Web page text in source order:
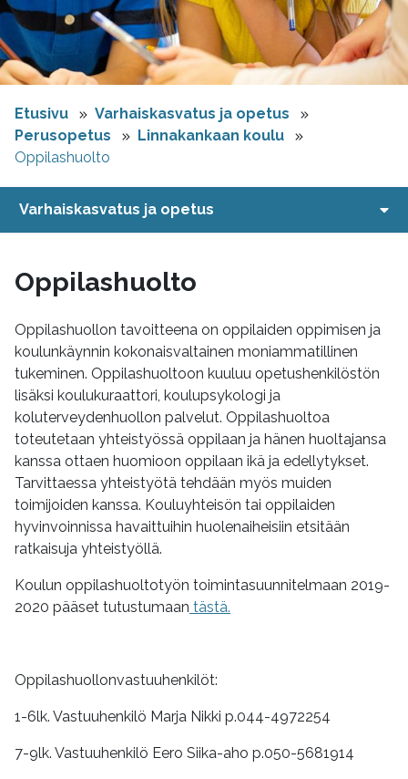
Etusivu
Varhaiskasvatus ja opetus
Perusopetus
Linnakankaan koulu
Oppilashuolto
Varhaiskasvatus ja opetus
Oppilashuolto
Oppilashuollon tavoitteena on oppilaiden oppimisen ja
koulunkäynnin kokonaisvaltainen moniammatillinen
tukeminen. Oppilashuoltoon kuuluu opetushenkilöstön
lisäksi koulukuraattori, koulupsykologi ja
koluterveydenhuollon palvelut. Oppilashuoltoa
toteutetaan yhteistyössä oppilaan ja hänen huoltajansa
kanssa ottaen huomioon oppilaan ikä ja edellytykset.
Tarvittaessa yhteistyötä tehdään myös muiden
toimijoiden kanssa. Kouluyhteisön tai oppilaiden
hyvinvoinnissa havaittuihin huolenaiheisiin etsitään
ratkaisuja yhteistyöllä.
Koulun oppilashuoltotyön toimintasuunnitelmaan 2019-
2020 pääset tutustumaan tästä.
Oppilashuollonvastuuhenkilöt:
1-6lk. Vastuuhenkilö Marja Nikki p.044-4972254
7-9lk. Vastuuhenkilö Eero Siika-aho p.050-5681914